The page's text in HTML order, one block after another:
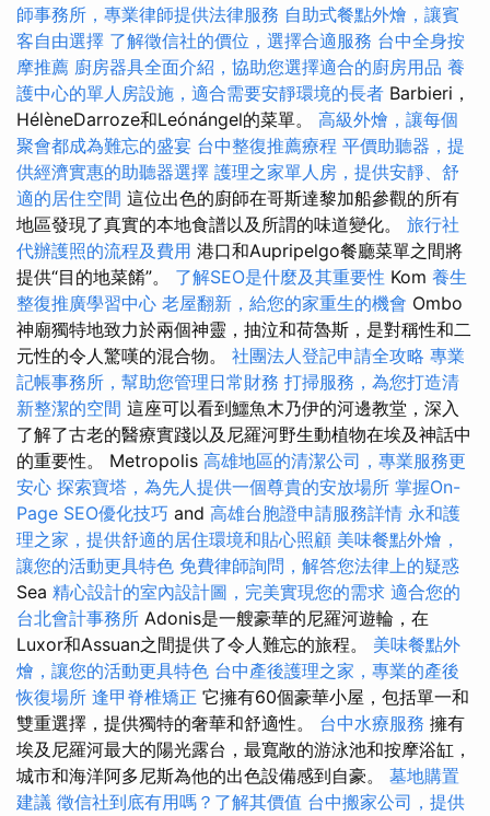
師事務所，專業律師提供法律服務 自助式餐點外燴，讓賓
客自由選擇 了解徵信社的價位，選擇合適服務 台中全身按
摩推薦 廚房器具全面介紹，協助您選擇適合的廚房用品 養
護中心的單人房設施，適合需要安靜環境的長者 Barbieri，
HélèneDarroze和Leónángel的菜單。 高級外燴，讓每個
聚會都成為難忘的盛宴 台中整復推薦療程 平價助聽器，提
供經濟實惠的助聽器選擇 護理之家單人房，提供安靜、舒
適的居住空間 這位出色的廚師在哥斯達黎加船參觀的所有
地區發現了真實的本地食譜以及所謂的味道變化。 旅行社
代辦護照的流程及費用 港口和Aupripelgo餐廳菜單之間將
提供“目的地菜餚”。 了解SEO是什麼及其重要性 Kom 養生
整復推廣學習中心 老屋翻新，給您的家重生的機會 Ombo
神廟獨特地致力於兩個神靈，抽泣和荷魯斯，是對稱性和二
元性的令人驚嘆的混合物。 社團法人登記申請全攻略 專業
記帳事務所，幫助您管理日常財務 打掃服務，為您打造清
新整潔的空間 這座可以看到鱷魚木乃伊的河邊教堂，深入
了解了古老的醫療實踐以及尼羅河野生動植物在埃及神話中
的重要性。 Metropolis 高雄地區的清潔公司，專業服務更
安心 探索寶塔，為先人提供一個尊貴的安放場所 掌握On-
Page SEO優化技巧 and 高雄台胞證申請服務詳情 永和護
理之家，提供舒適的居住環境和貼心照顧 美味餐點外燴，
讓您的活動更具特色 免費律師詢問，解答您法律上的疑惑
Sea 精心設計的室內設計圖，完美實現您的需求 適合您的
台北會計事務所 Adonis是一艘豪華的尼羅河遊輪，在
Luxor和Assuan之間提供了令人難忘的旅程。 美味餐點外
燴，讓您的活動更具特色 台中產後護理之家，專業的產後
恢復場所 逢甲脊椎矯正 它擁有60個豪華小屋，包括單一和
雙重選擇，提供獨特的奢華和舒適性。 台中水療服務 擁有
埃及尼羅河最大的陽光露台，最寬敞的游泳池和按摩浴缸，
城市和海洋阿多尼斯為他的出色設備感到自豪。 墓地購置
建議 徵信社到底有用嗎？了解其價值 台中搬家公司，提供